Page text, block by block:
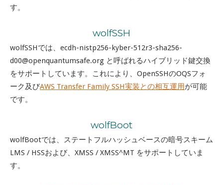
す。
wolfSSH
wolfSSHでは、ecdh-nistp256-kyber-512r3-sha256-
d00@openquantumsafe.org と呼ばれるハイブリッド鍵交換
をサポートしています。これにより、OpenSSHのOQSフォ
ーク及びAWS Transfer Family SSH実装との相互運用が可能
です。
wolfBoot
wolfBootでは、ステートフルハッシュベースの暗号スキーム
LMS / HSSおよび、XMSS / XMSS^MT をサポートしていま
す。